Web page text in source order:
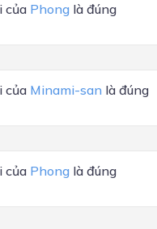
của Phong là đúng
của Minami-san là đúng
của Phong là đúng